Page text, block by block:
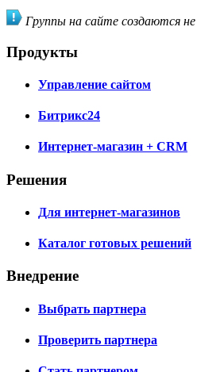
Группы на сайте создаются
Продукты
Управление сайтом
Битрикс24
Интернет-магазин + CRM
Решения
Для интернет-магазинов
Каталог готовых решений
Внедрение
Выбрать партнера
Проверить партнера